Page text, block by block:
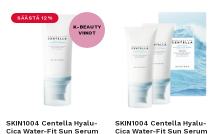
K-BEAUTY
VIIKOT
SÄÄSTÄ 12%
SKIN1004 Centella Hyalu-
Cica Water-Fit Sun Serum
SKIN1004 Centella Hyalu-
Cica Water-Fit Sun Serum